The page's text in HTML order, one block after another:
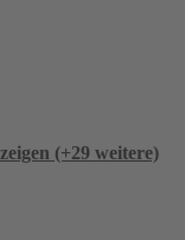
(+29 weitere)